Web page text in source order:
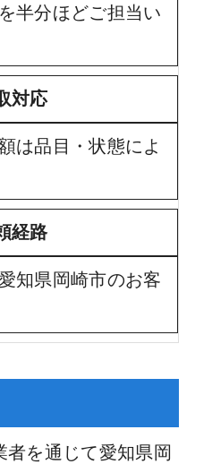
半分ほどご担当い
対応
は品目・状態によ
経路
知県岡崎市のお客
を通じて愛知県岡